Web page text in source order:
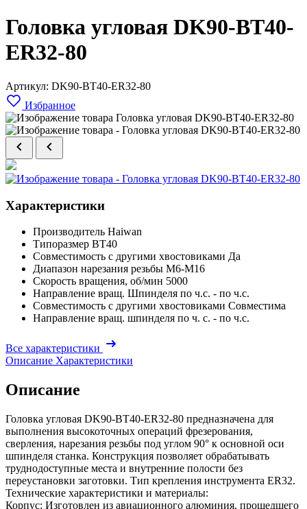
Головка угловая DK90-BT40-
ER32-80
Артикул: DK90-BT40-ER32-80
Избранное
Характеристики
Производитель Haiwan
Типоразмер BT40
Совместимость с другими хвостовиками Да
Диапазон нарезания резьбы М6-М16
Скорость вращения, об/мин 5000
Направление вращ. Шпинделя по ч.с. - по ч.с.
Совместимость с другими хвостовиками Совместима
Направление вращ. шпинделя по ч. с. - по ч.с.
Все характеристики
Описание Характеристики
Описание
Головка угловая DK90-BT40-ER32-80 предназначена для
выполнения высокоточных операций фрезерования,
сверления, нарезания резьбы под углом 90° к основной оси
шпинделя станка. Конструкция позволяет обрабатывать
труднодоступные места и внутренние полости без
переустановки заготовки. Тип крепления инструмента ER32.
Технические характеристики и материалы:
Корпус: Изготовлен из авиационного алюминия, прошедшего